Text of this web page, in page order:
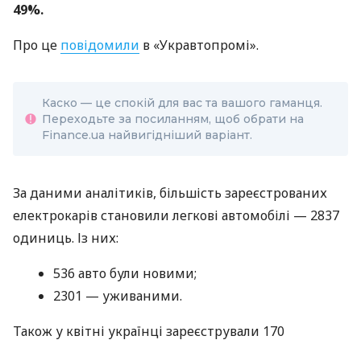
49%.
Про це повідомили в «Укравтопромі».
Каско — це спокій для вас та вашого гаманця.
Переходьте за посиланням, щоб обрати на
Finance.ua найвигідніший варіант.
За даними аналітиків, більшість зареєстрованих
електрокарів становили легкові автомобілі — 2837
одиниць. Із них:
536 авто були новими;
2301 — уживаними.
Також у квітні українці зареєстрували 170